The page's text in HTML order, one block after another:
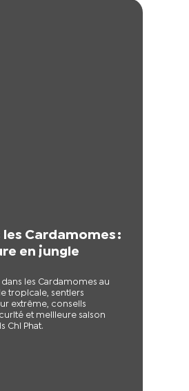
Cardamomes :
en jungle
les Cardamomes au
tropicale, sentiers
extrême, conseils
et meilleure saison
Chi Phat.